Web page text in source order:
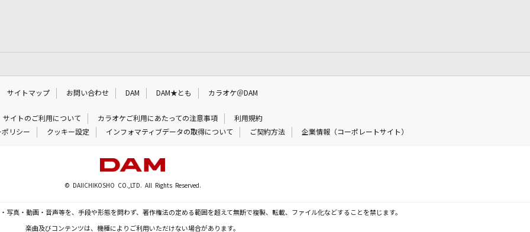
サイトマップ お問い合わせ DAM DAM★とも カラオケ＠DAM
サイトのご利用について カラオケご利用にあたっての注意事項
利用規約
リシー
クッキー設定 インフォマティブデータの取得について ご契約方法 企業情報（コーポレートサイト）
© DAIICHIKOSHO CO.,LTD. All Rights Reserved.
写真・動画・音声等を、手段や形態を問わず、著作権法の定める範囲を超えて無断で複製、転載、ファイル化などすることを禁じます。
楽曲及びコンテンツは、機種によりご利用いただけない場合があります。